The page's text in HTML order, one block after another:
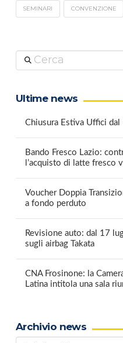
SEMINARI CONVENZIONE
Cerca
Ultime news
Chiusura Estiva Uffici
Bando Fresco Lazio:
l’acquisto di latte fresco
Voucher Doppia
a fondo perduto
Revisione auto: dal 17
sugli airbag Takata
CNA Frosinone: la
Latina intitola una sala
Archivio news